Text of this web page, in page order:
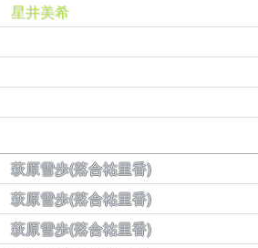
星井美希
萩原雪歩(落合祐里香)
萩原雪歩(落合祐里香)
萩原雪歩(落合祐里香)